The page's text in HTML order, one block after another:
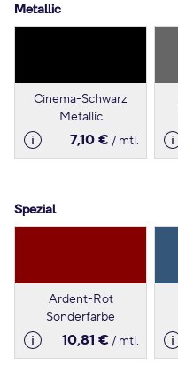
Metallic
Cinema-Schwarz
Metallic
7,10 €/ mtl.
Spezial
Ardent-Rot
Sonderfarbe
10,81 €/ mtl.